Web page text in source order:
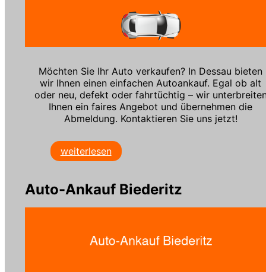
Möchten Sie Ihr Auto verkaufen? In Dessau bieten
wir Ihnen einen einfachen Autoankauf. Egal ob alt
oder neu, defekt oder fahrtüchtig – wir
Ihnen ein faires Angebot und übernehmen die
Abmeldung. Kontaktieren Sie uns jetzt!
weiterlesen
Auto-Ankauf Biederitz